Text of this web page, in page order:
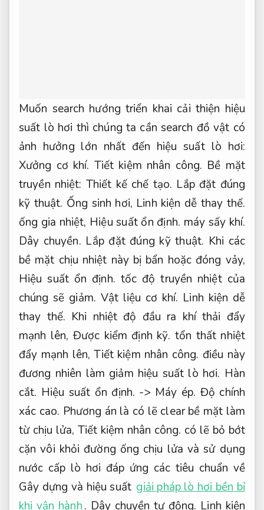
Muốn search hướng triển khai cải thiện hiệu
suất lò hơi thì chúng ta cần search đồ vật có
ảnh hưởng lớn nhất đến hiệu suất lò hơi:
Xưởng cơ khí. Tiết kiệm nhân công. Bề mặt
truyền nhiệt: Thiết kế chế tạo. Lắp đặt đúng
kỹ thuật. Ống sinh hơi, Linh kiện dễ thay thế.
ống gia nhiệt, Hiệu suất ổn định. máy sấy khí.
Dây chuyền. Lắp đặt đúng kỹ thuật. Khi các
bề mặt chịu nhiệt này bị bẩn hoặc đóng vảy,
Hiệu suất ổn định. tốc độ truyền nhiệt của
chúng sẽ giảm. Vật liệu cơ khí. Linh kiện dễ
thay thế. Khi nhiệt độ đầu ra khí thải đẩy
mạnh lên, Được kiểm định kỹ. tổn thất nhiệt
đẩy mạnh lên,Tiết kiệm nhân công. điều này
đương nhiên làm giảm hiệu suất lò hơi. Hàn
cắt. Hiệu suất ổn định. -> Máy ép. Độ chính
xác cao. Phương án là có lẽ clear bề mặt làm
từ chịu lửa, Tiết kiệm nhân công. có lẽ bỏ bớt
cặn vôi khỏi đường ống chịu lửa và sử dụng
nước cấp lò hơi đáp ứng các tiêu chuẩn về
Gây dựng và hiệu suất giải pháp lò hơi bền bỉ
khi vận hành. Dây chuyền tự động. Linh kiện